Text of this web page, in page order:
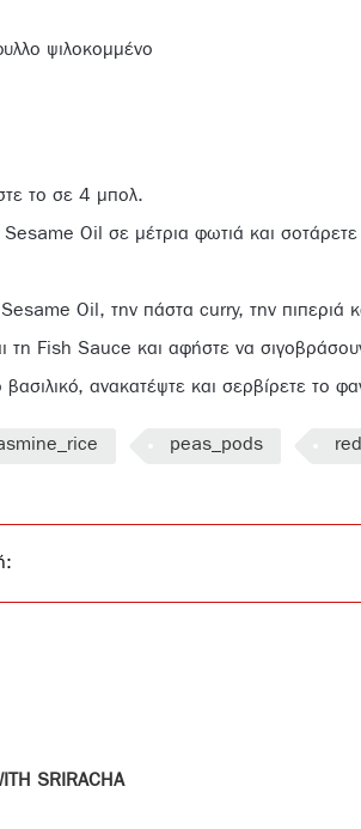
ψιλοκομμένο
το σε 4 μπολ.
Oil σε μέτρια φωτιά και
Oil, την πάστα curry, την πιπεριά
τη Fish Sauce και αφήστε να
βασιλικό, ανακατέψτε και σερβίρετε το
peas_pods
SRIRACHA